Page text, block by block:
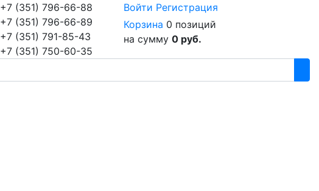
+7 (351) 796-66-88
+7 (351) 796-66-89
+7 (351) 791-85-43
+7 (351) 750-60-35
Войти Регистрация
Корзина 0 позиций
на сумму 0 руб.